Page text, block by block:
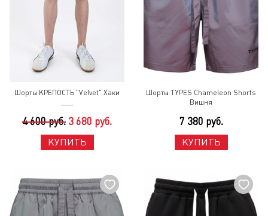
Шорты КРЕПОСТЬ "Velvet" Хаки
4 600 руб. 3 680 руб.
КУПИТЬ
Шорты TYPES Chameleon Shorts
Вишня
7 380 руб.
КУПИТЬ